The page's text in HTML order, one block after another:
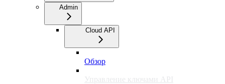
Admin
Cloud API
Обзор
Управление ключами API